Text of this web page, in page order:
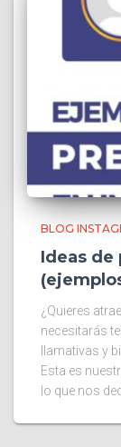
BLOG
Ideas de
¿Quieres
necesitarás
llamativas y
Esta es
lo que nos